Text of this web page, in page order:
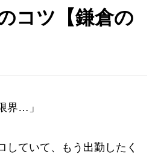
コツ【鎌倉の
界…」
していて、もう出勤したく